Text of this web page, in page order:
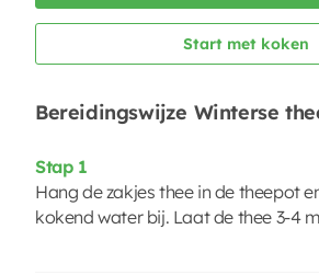
Start met koken
Bereidingswijze Winterse
Stap 1
Hang de zakjes thee in de theepot
kokend water bij. Laat de thee 3-4